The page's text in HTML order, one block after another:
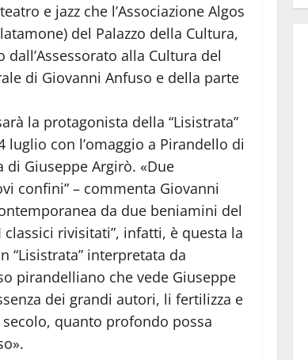
e jazz che l’Associazione Algos
del Palazzo della Cultura,
alla Cultura del
di Giovanni Anfuso e della parte
la protagonista della “Lisistrata”
con l’omaggio a Pirandello di
di Giuseppe Argirò. «Due
confini” – commenta Giovanni
da due beniamini del
rivisitati”, infatti, è questa la
“Lisistrata” interpretata da
pirandelliano che vede Giuseppe
dei grandi autori, li fertilizza e
quanto profondo possa